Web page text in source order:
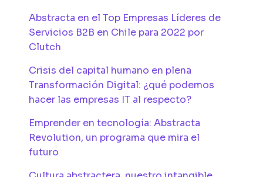
Abstracta en el Top Empresas Líderes de
Servicios B2B en Chile para 2022 por
Clutch
Crisis del capital humano en plena
Transformación Digital: ¿qué podemos
hacer las empresas IT al respecto?
Emprender en tecnología: Abstracta
Revolution, un programa que mira el
futuro